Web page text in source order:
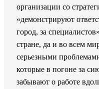
организации со
«демонстрируют
город, за
стране, да и во всем
серьезными
которые в погоне за
забывают о работе